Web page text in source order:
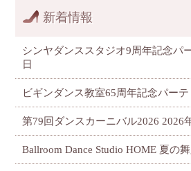
新着情報
シンヤダンススタジオ9周年記念パ
日
ビギンダンス教室65周年記念パーテ
第79回ダンスカーニバル2026 2026
Ballroom Dance Studio HOME 夏の